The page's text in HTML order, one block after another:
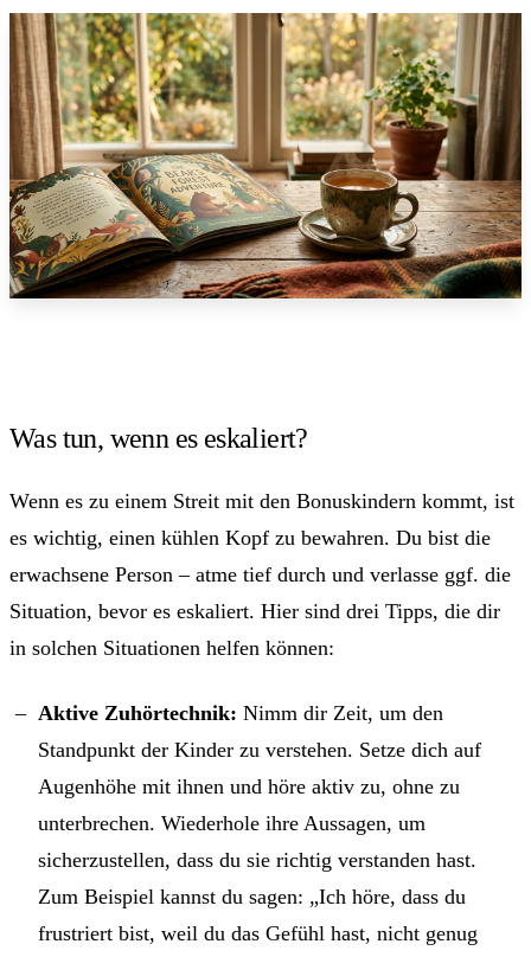
Was tun, wenn es eskaliert?
Wenn es zu einem Streit mit den Bonuskindern kommt, ist
es wichtig, einen kühlen Kopf zu bewahren. Du bist die
erwachsene Person – atme tief durch und verlasse ggf. die
Situation, bevor es eskaliert. Hier sind drei Tipps, die dir
in solchen Situationen helfen können:
Aktive Zuhörtechnik: Nimm dir Zeit, um den
Standpunkt der Kinder zu verstehen. Setze dich auf
Augenhöhe mit ihnen und höre aktiv zu, ohne zu
unterbrechen. Wiederhole ihre Aussagen, um
sicherzustellen, dass du sie richtig verstanden hast.
Zum Beispiel kannst du sagen: „Ich höre, dass du
frustriert bist, weil du das Gefühl hast, nicht genug